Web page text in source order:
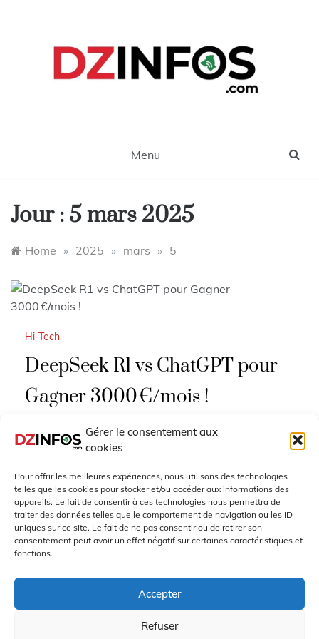
Gérer le consentement aux
cookies
Pour offrir les meilleures expériences, nous utilisons des technologies
telles que les cookies pour stocker et/ou accéder aux informations des
appareils. Le fait de consentir à ces technologies nous permettra de
traiter des données telles que le comportement de navigation ou les ID
uniques sur ce site. Le fait de ne pas consentir ou de retirer son
consentement peut avoir un effet négatif sur certaines caractéristiques et
fonctions.
Accepter
Refuser
Menu
Jour :5 mars 2025
Home » 2025 » mars » 5
Hi-Tech
DeepSeek R1 vs ChatGPT pour
Gagner 3000 €/mois !
DeepSeek R1 ou ChatGPT pour réussir à faire
3000€/mois. Voici le test complet pour mesurer
l’efficacité des deux outils. Un
LIRE PLUS
Mars 5, 2025